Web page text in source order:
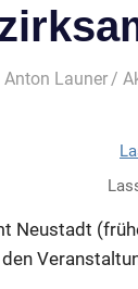
Anton Launer
Neustadt